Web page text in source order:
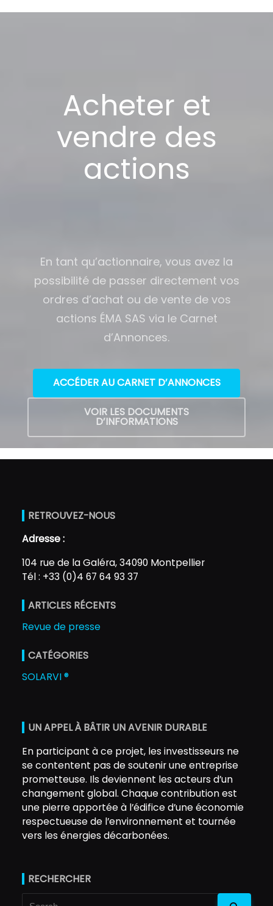
Acheter et
vendre des
actions
En tant qu’actionnaire, vous avez la
possibilité de passer directement vos
ordres d’achat ou de vente de vos
actions ÉMA SAS via le Carnet
d’Annonces.
ACCÉDER AU CARNET D’ANNONCES
VOIR LES DOCUMENTS
D’INFORMATIONS
RETROUVEZ-NOUS
Adresse :
104 rue de la Galéra, 34090 Montpellier
Tél : +33 (0)4 67 64 93 37
ARTICLES RÉCENTS
Revue de presse
CATÉGORIES
SOLARVI ®
UN APPEL À BÂTIR UN AVENIR DURABLE
En participant à ce projet, les investisseurs ne
se contentent pas de soutenir une entreprise
prometteuse. Ils deviennent les acteurs d’un
changement global. Chaque contribution est
une pierre apportée à l’édifice d’une économie
respectueuse de l’environnement et tournée
vers les énergies décarbonées.
RECHERCHER
Search